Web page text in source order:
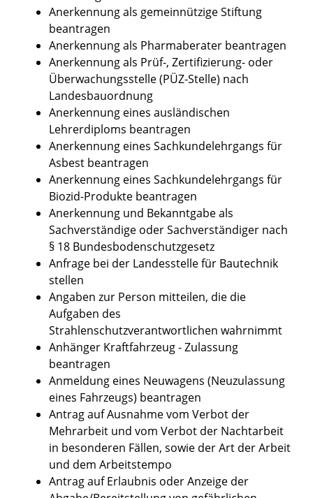
Anerkennung als gemeinnützige Stiftung
beantragen
Anerkennung als Pharmaberater beantragen
Anerkennung als Prüf-, Zertifizierung- oder
Überwachungsstelle (PÜZ-Stelle) nach
Landesbauordnung
Anerkennung eines ausländischen
Lehrerdiploms beantragen
Anerkennung eines Sachkundelehrgangs für
Asbest beantragen
Anerkennung eines Sachkundelehrgangs für
Biozid-Produkte beantragen
Anerkennung und Bekanntgabe als
Sachverständige oder Sachverständiger nach
§ 18 Bundesbodenschutzgesetz
Anfrage bei der Landesstelle für Bautechnik
stellen
Angaben zur Person mitteilen, die die
Aufgaben des
Strahlenschutzverantwortlichen wahrnimmt
Anhänger Kraftfahrzeug - Zulassung
beantragen
Anmeldung eines Neuwagens (Neuzulassung
eines Fahrzeugs) beantragen
Antrag auf Ausnahme vom Verbot der
Mehrarbeit und vom Verbot der Nachtarbeit
in besonderen Fällen, sowie der Art der Arbeit
und dem Arbeitstempo
Antrag auf Erlaubnis oder Anzeige der